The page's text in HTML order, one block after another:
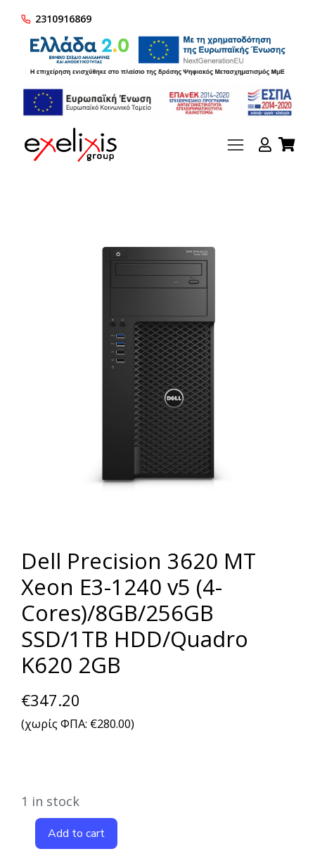
2310916869
Dell Precision 3620 MT
Xeon E3-1240 v5 (4-
Cores)/8GB/256GB
SSD/1TB HDD/Quadro
K620 2GB
€347.20
(χωρίς ΦΠΑ: €280.00)
1 in stock
Add to cart